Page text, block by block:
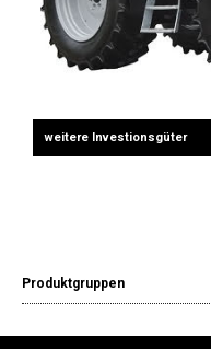
weitere Investionsgüter
Produktgruppen